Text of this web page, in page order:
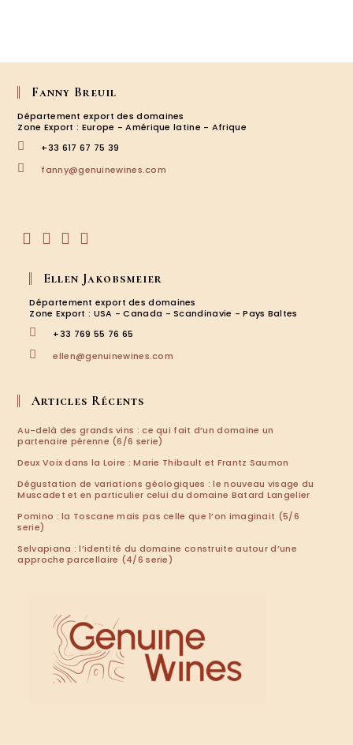
Fanny Breuil
Département export des domaines
Zone Export : Europe - Amérique latine - Afrique
+33 617 67 75 39
fanny@genuinewines.com
dans
un
nouvel
onglet
un
nouvel
onglet
un
nouvel
onglet
un
nouvel
onglet
Ellen Jakobsmeier
Département export des domaines
Zone Export : USA - Canada - Scandinavie - Pays Baltes
+33 769 55 76 65
ellen@genuinewines.com
Articles Récents
Au-delà des grands vins : ce qui fait d’un domaine un
partenaire pérenne (6/6 serie)
Deux Voix dans la Loire : Marie Thibault et Frantz Saumon
Dégustation de variations géologiques : le nouveau visage du
Muscadet et en particulier celui du domaine Batard Langelier
Pomino : la Toscane mais pas celle que l’on imaginait (5/6
serie)
Selvapiana : l’identité du domaine construite autour d’une
approche parcellaire (4/6 serie)